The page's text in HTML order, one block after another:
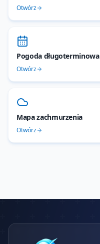
Otwórz
Pogoda długoterminowa
Otwórz
Mapa zachmurzenia
Otwórz